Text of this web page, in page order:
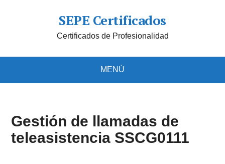
SEPE Certificados
Certificados de Profesionalidad
MENÚ
Gestión de llamadas de
teleasistencia SSCG0111